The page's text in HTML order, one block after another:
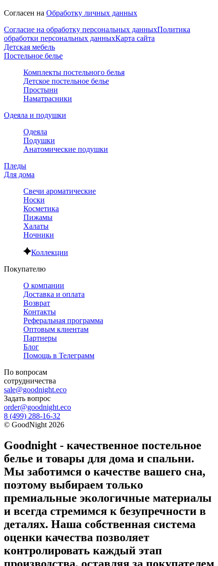
Согласен на Обработку личных данных
Согласие на обработку персональных данныхПолитика
обработки персональных данныхКарта сайта
Детская мебель
Постельное белье
Комплекты постельного белья
Детское постельное белье
Простыни
Наматрасники
Одеяла и подушки
Одеяла
Подушки
Анатомические подушки
Пледы
Для дома
Свечи ароматические
Носки
Косметика
Пижамы
Халаты
Ночники
Коллекции
Покупателю
О компании
Доставка и оплата
Возврат
Контакты
Реферальная программа
Оптовым клиентам
Партнеры
Блог
Помощь в Телеграмм
По вопросам
сотрудничества
sale@goodnight.eco
Задать вопрос
order@goodnight.eco
8 (499) 288-16-32
© GoodNight 2026
Goodnight - качественное постельное
белье и товары для дома и спальни.
Мы заботимся о качестве вашего сна,
поэтому выбираем только
премиальные экологичные материалы
и всегда стремимся к безупречности в
деталях. Наша собственная система
оценки качества позволяет
контролировать каждый этап
производства, оставляя за покупателем